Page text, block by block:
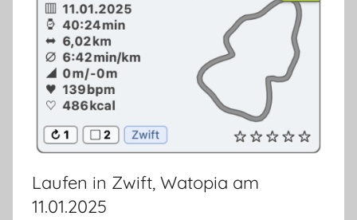
Laufen in Zwift, Watopia am
11.01.2025